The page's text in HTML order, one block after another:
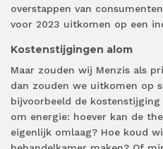
overstappen van
voor 2023 uitkomen op een
Kostenstijgingen alom
Maar zouden wij Menzis als
dan zouden we uitkomen op
bijvoorbeeld de
om energie: hoever kan de
eigenlijk omlaag? Hoe koud